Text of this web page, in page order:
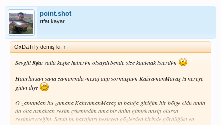
point.shot
rıfat kayar
OxDaTiTy demiş ki: ↑
Sevgili Rıfat valla keşke haberim olsaydı bende size katılmak isterdim
Hatırlarsan sana zamanında mesaj atıp sormuştum KahramanMaraş ta nereye
gittin diye
O zamandan bu zamana KahramanMaraş ta balığa gittiğim bir bölge oldu onda
da olta atmaktan resim çekemedim ama bir daha gitmek nasip olursa
resimleyeceğim. Senin bu barajları besleyen gözlerden birinde gördüğüm en